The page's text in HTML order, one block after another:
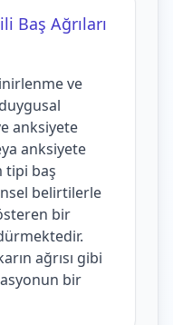
Baş Ağrıları
ve
anksiyete
anksiyete
tipi baş
belirtilerle
bir
ağrısı gibi
bir